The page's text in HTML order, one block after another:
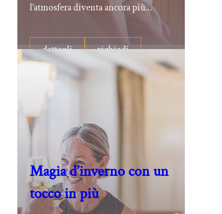
l’atmosfera diventa ancora più...
dettagli richiedi
Magia d’inverno con un
tocco in più